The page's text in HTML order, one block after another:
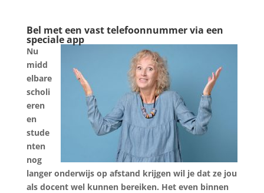
Bel met een vast telefoonnummer via een
speciale app
Nu
midd
elbare
scholi
eren
en
stude
nten
nog
langer onderwijs op afstand krijgen wil je dat ze jou
als docent wel kunnen bereiken. Het even binnen